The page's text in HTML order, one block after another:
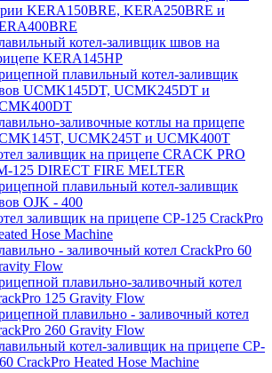
KERA150BRE, KERA250BRE и
котел-заливщик швов на
KERA145HP
плавильный котел-заливщик
UCMK145DT, UCMK245DT и
заливочные котлы на прицепе
UCMK245T и UCMK400T
заливщик на прицепе CRACK PRO
125 DIRECT FIRE MELTER
плавильный котел-заливщик
OJK - 400
заливщик на прицепе CP-125 CrackPro
Hose Machine
- заливочный котел CrackPro 60
Flow
плавильно-заливочный котел
125 Gravity Flow
плавильно - заливочный котел
260 Gravity Flow
котел-заливщик на прицепе CP-
CrackPro Heated Hose Machine